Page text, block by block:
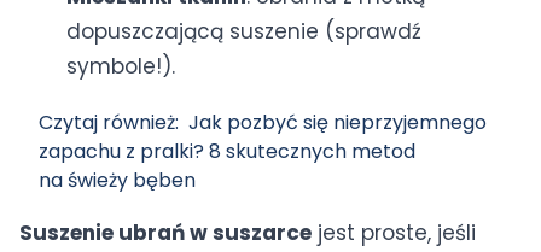
dopuszczającą suszenie (sprawdź
symbole!).
Czytaj również: Jak pozbyć się nieprzyjemnego
zapachu z pralki? 8 skutecznych metod
na świeży bęben
Suszenie ubrań w suszarce jest proste, jeśli